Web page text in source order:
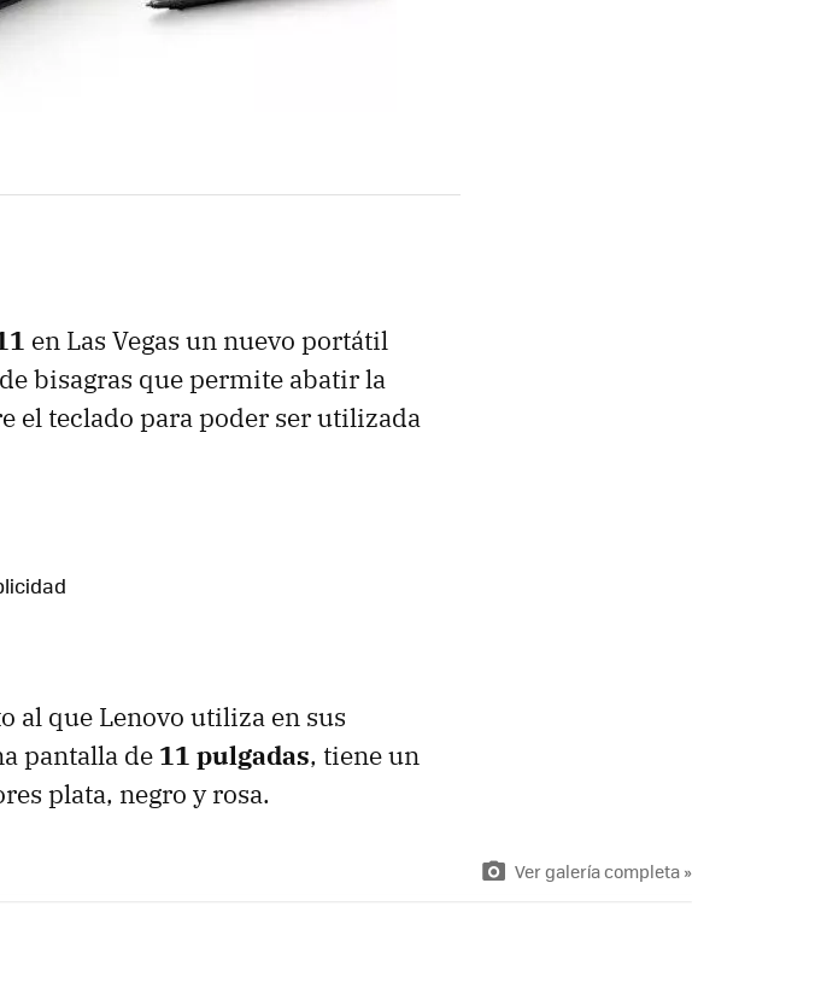
en Las Vegas un nuevo portátil
bisagras que permite abatir la
el teclado para poder ser utilizada
al que Lenovo utiliza en sus
pantalla de 11 pulgadas, tiene un
plata, negro y rosa.
Ver galería completa »